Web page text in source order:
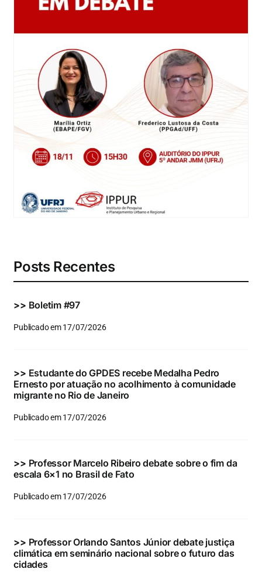
Eventos e Certificados
Comunicação
resultados
Posts Recentes
>> Boletim #97
Publicado em 17/07/2026
>> Estudante do GPDES recebe Medalha Pedro
Ernesto por atuação no acolhimento à comunidade
migrante no Rio de Janeiro
Publicado em 17/07/2026
>> Professor Marcelo Ribeiro debate sobre o fim da
escala 6×1 no Brasil de Fato
Publicado em 17/07/2026
>> Professor Orlando Santos Júnior debate justiça
climática em seminário nacional sobre o futuro das
cidades